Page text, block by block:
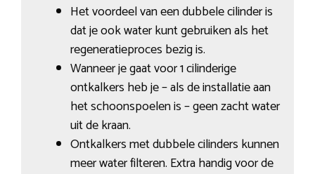
Het voordeel van een dubbele cilinder is
dat je ook water kunt gebruiken als het
regeneratieproces bezig is.
Wanneer je gaat voor 1 cilinderige
ontkalkers heb je – als de installatie aan
het schoonspoelen is – geen zacht water
uit de kraan.
Ontkalkers met dubbele cilinders kunnen
meer water filteren. Extra handig voor de